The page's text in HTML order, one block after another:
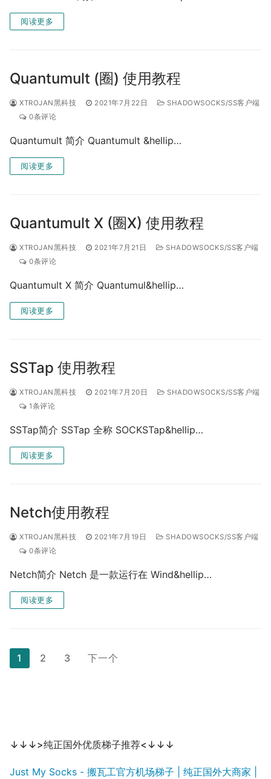
阅读更多
Quantumult (圈) 使用教程
XTROJAN黑科技 2021年7月22日
SHADOWSOCKS/SS客户端
0条评论
Quantumult 简介 Quantumult &hellip…
阅读更多
Quantumult X (圈X) 使用教程
XTROJAN黑科技 2021年7月21日
SHADOWSOCKS/SS客户端
0条评论
Quantumult X 简介 Quantumul&hellip…
阅读更多
SSTap 使用教程
XTROJAN黑科技 2021年7月20日
SHADOWSOCKS/SS客户端
1条评论
SSTap简介 SSTap 全称 SOCKSTap&hellip…
阅读更多
Netch使用教程
XTROJAN黑科技 2021年7月19日
SHADOWSOCKS/SS客户端
0条评论
Netch简介 Netch 是一款运行在 Wind&hellip…
阅读更多
文
1 2 3 下一个
↓↓↓>纯正国外优质梯子推荐<↓↓↓
Just My Socks - 搬瓦工官方机场梯子 | 纯正国外大商家 |